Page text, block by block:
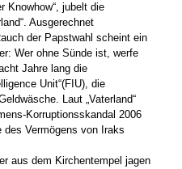
Knowhow“, jubelt die
Ausgerechnet
der Papstwahl scheint ein
Wer ohne Sünde ist, werfe
Jahre lang die
Unit“(FIU), die
Laut „Vaterland“
Korruptionsskandal 2006
Vermögens von Iraks
aus dem Kirchentempel jagen